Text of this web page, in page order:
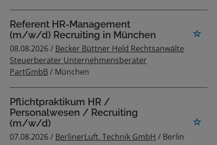
Referent HR-Management
(m/w/d) Recruiting in München
08.08.2026 / Becker Büttner Held Rechtsanwälte
Steuerberater Unternehmensberater
PartGmbB/ München
Pflichtpraktikum HR /
Personalwesen / Recruiting
(m/w/d)
07.08.2026 / BerlinerLuft. Technik GmbH / Berlin